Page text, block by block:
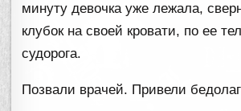
минуту девочка уже лежала,
клубок на своей кровати, по ее
судорога.
Позвали врачей. Привели